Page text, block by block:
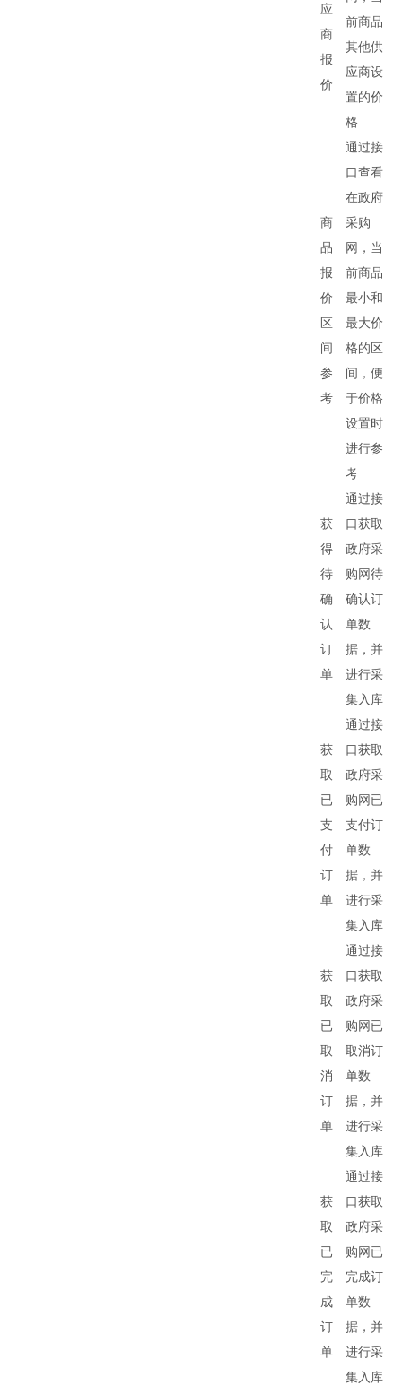
应
商
报
价
前商品
其他供
应商设
置的价
格
商
品
报
价
区
间
参
考
通过接
口查看
在政府
采购
网，当
前商品
最小和
最大价
格的区
间，便
于价格
设置时
进行参
考
获
得
待
确
认
订
单
通过接
口获取
政府采
购网待
确认订
单数
据，并
进行采
集入库
获
取
已
支
付
订
单
通过接
口获取
政府采
购网已
支付订
单数
据，并
进行采
集入库
获
取
已
取
消
订
单
通过接
口获取
政府采
购网已
取消订
单数
据，并
进行采
集入库
获
取
已
完
成
订
单
通过接
口获取
政府采
购网已
完成订
单数
据，并
进行采
集入库